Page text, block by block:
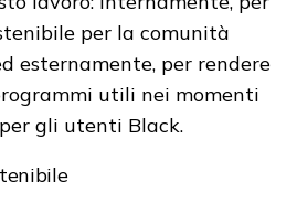
per la comunità
esternamente, per rendere
utili nei momenti
gli utenti Black.